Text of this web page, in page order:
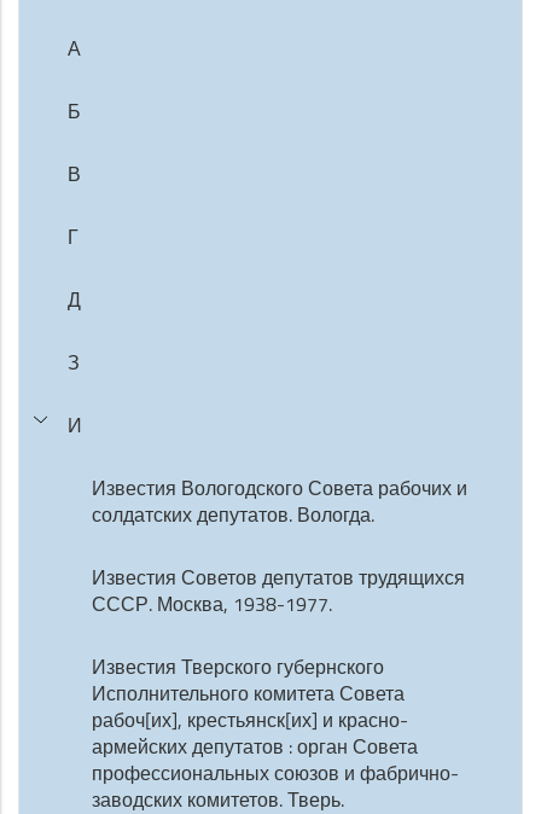
А
Б
В
Г
Д
З
И
Известия Вологодского Совета рабочих и
солдатских депутатов. Вологда.
Известия Советов депутатов трудящихся
СССР. Москва, 1938-1977.
Известия Тверского губернского
Исполнительного комитета Совета
рабоч[их], крестьянск[их] и красно-
армейских депутатов : орган Совета
профессиональных союзов и фабрично-
заводских комитетов. Тверь.